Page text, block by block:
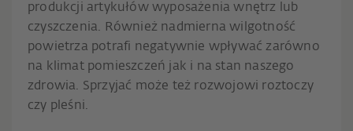
produkcji artykułów wyposażenia wnętrz lub
czyszczenia. Również nadmierna wilgotność
powietrza potrafi negatywnie wpływać zarówno
na klimat pomieszczeń jak i na stan naszego
zdrowia. Sprzyjać może też rozwojowi roztoczy
czy pleśni.